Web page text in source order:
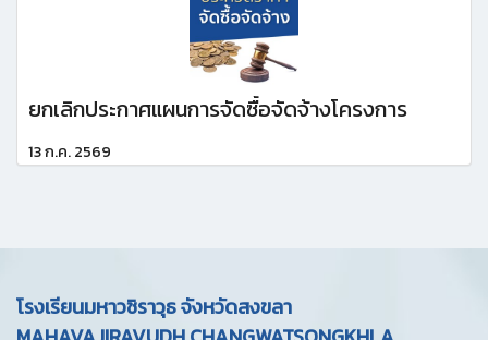
ยกเลิกประกาศแผนการจัดซื้อจัดจ้างโครงการ
13 ก.ค. 2569
โรงเรียนมหาวชิราวุธ จังหวัดสงขลา